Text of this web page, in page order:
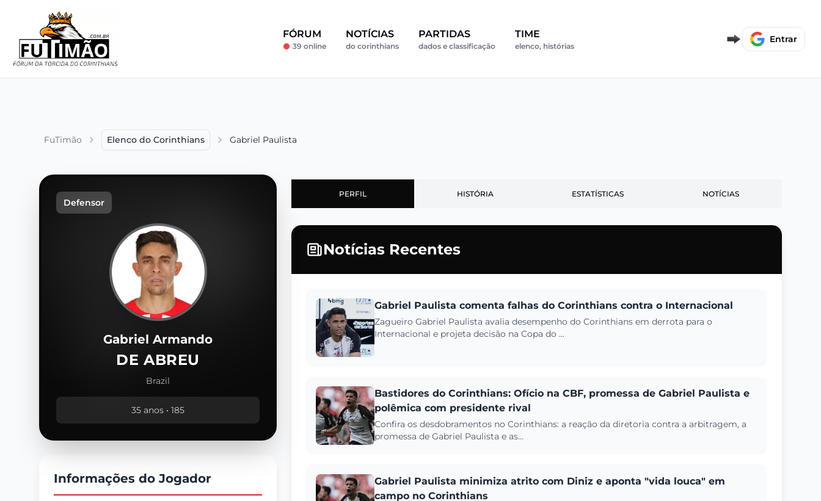
FÓRUM
39 online
NOTÍCIAS
do corinthians
PARTIDAS
dados e classificação
TIME
elenco, histórias
Entrar
FuTimão Elenco do Corinthians Gabriel Paulista
Defensor
Gabriel Armando
DE ABREU
Brazil
35 anos • 185
Informações do Jogador
PERFIL HISTÓRIA ESTATÍSTICAS NOTÍCIAS
Notícias Recentes
Gabriel Paulista comenta falhas do Corinthians contra o Internacional
Zagueiro Gabriel Paulista avalia desempenho do Corinthians em derrota para o
Internacional e projeta decisão na Copa do ...
Bastidores do Corinthians: Ofício na CBF, promessa de Gabriel Paulista e
polêmica com presidente rival
Confira os desdobramentos no Corinthians: a reação da diretoria contra a arbitragem, a
promessa de Gabriel Paulista e as...
Gabriel Paulista minimiza atrito com Diniz e aponta "vida louca" em
campo no Corinthians